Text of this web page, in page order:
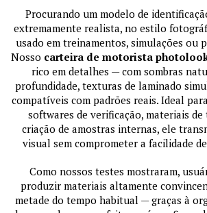
Procurando um modelo de
extremamente realista, no estilo
usado em treinamentos, simulações ou
Nosso carteira de motorista
rico em detalhes — com sombras
profundidade, texturas de laminado
compatíveis com padrões reais. Ideal
softwares de verificação, materiais
criação de amostras internas, ele
visual sem comprometer a facilidade
Como nossos testes mostraram,
produzir materiais altamente
metade do tempo habitual — graças à